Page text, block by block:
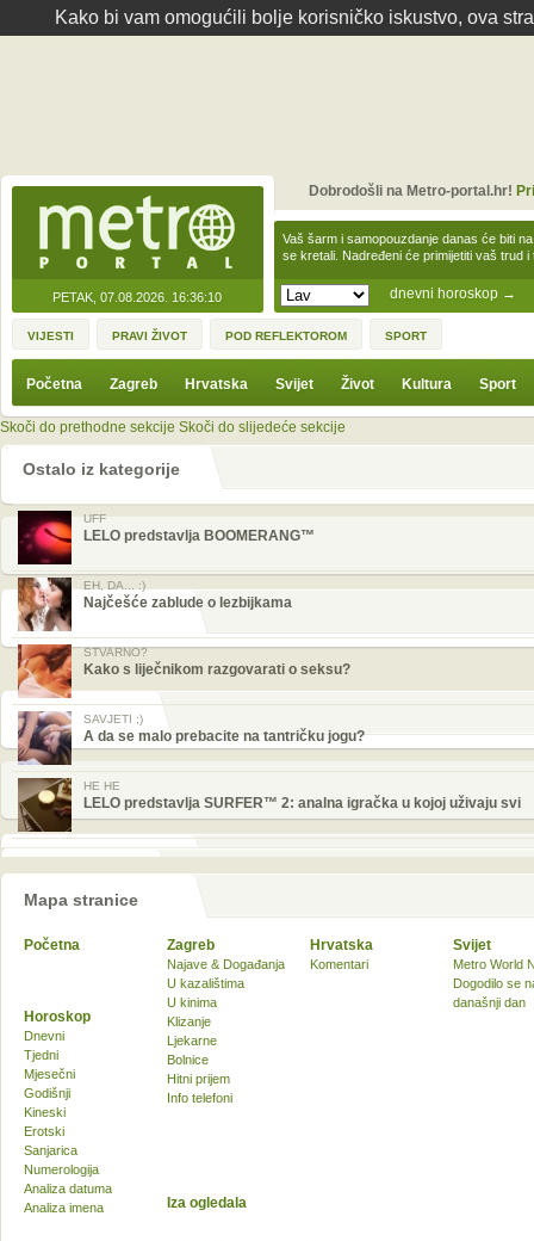
Kako bi vam omogućili bolje korisničko iskustvo, ova
PETAK, 07.08.2026. 16:36:10 dnevni horoskop →
Vaš šarm i samopouzdanje danas će biti
se kretali. Nadređeni će primijetiti vaš trud
Dobrodošli na Metro-portal.hr!
VIJESTI PRAVI ŽIVOT POD REFLEKTOROM SPORT
Početna Zagreb Hrvatska Svijet Život Kultura Sport
Skoči do prethodne sekcije Skoči do slijedeće sekcije
Ostalo iz kategorije
UFF
LELO predstavlja BOOMERANG™
EH, DA... :)
Najčešće zablude o lezbijkama
STVARNO?
Kako s liječnikom razgovarati o seksu?
SAVJETI ;)
A da se malo prebacite na tantričku jogu?
HE HE
LELO predstavlja SURFER™ 2: analna igračka u kojoj uživaju svi
Mapa stranice
Početna Zagreb
Najave & Događanja
U kazalištima
U kinima
Klizanje
Ljekarne
Bolnice
Hitni prijem
Info telefoni
Hrvatska
Komentari
Svijet
Metro World
Dogodilo se
današnji dan
Horoskop
Dnevni
Tjedni
Mjesečni
Godišnji
Kineski
Erotski
Sanjarica
Numerologija
Analiza datuma
Analiza imena
Iza ogledala